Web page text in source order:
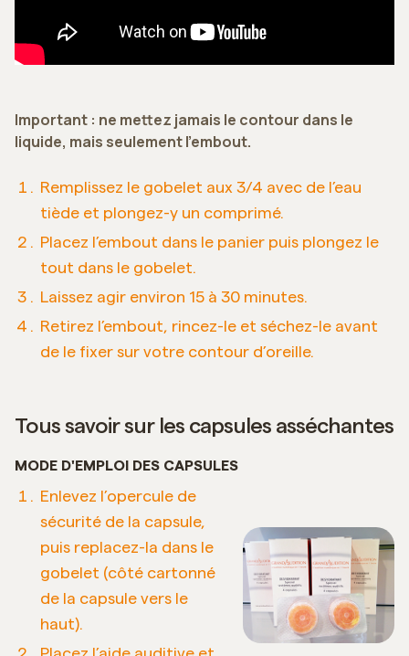
Important : ne mettez jamais le contour dans le
liquide, mais seulement l’embout.
Remplissez le gobelet aux 3/4 avec de l’eau
tiède et plongez-y un comprimé.
Placez l’embout dans le panier puis plongez le
tout dans le gobelet.
Laissez agir environ 15 à 30 minutes.
Retirez l’embout, rincez-le et séchez-le avant
de le fixer sur votre contour d’oreille.
Tous savoir sur les capsules asséchantes
MODE D'EMPLOI DES CAPSULES
Enlevez l’opercule de
sécurité de la capsule,
puis replacez-la dans le
gobelet (côté cartonné
de la capsule vers le
haut).